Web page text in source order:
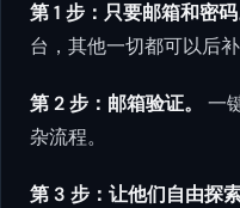
第 1 步：只要邮箱和密码
台，其他一切都可以后补
第 2 步：邮箱验证。
一
杂流程。
第 3 步：让他们自由探索